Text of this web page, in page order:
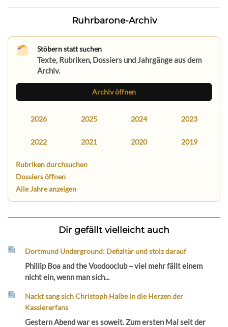
Ruhrbarone-Archiv
Stöbern statt suchen
Texte, Rubriken, Dossiers und Jahrgänge aus dem
Archiv.
Archiv öffnen
2026 2025 2024 2023
2022 2021 2020 2019
Rubriken durchsuchen
Dossiers öffnen
Alle Jahre anzeigen
Dir gefällt vielleicht auch
Dortmund Underground: Defizitär und stolz darauf
Phillip Boa and the Voodooclub – viel mehr fällt einem
nicht ein, wenn man sich...
Nackt sang sich Christoph Halbe in die Herzen der
Kassiererfans
Gestern Abend war es soweit. Zum ersten Mal seit der